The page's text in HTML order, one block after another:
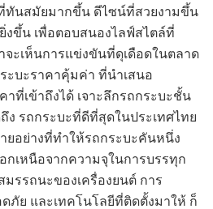
ทันสมัยมากขึ้น ดีไซน์ที่สวยงามขึ้น
ขึ้น เพื่อตอบสนองไลฟ์สไตล์ที่
จะเห็นการแข่งขันที่ดุเดือดในตลาด
ะบะราคาคุ้มค่า ที่นำเสนอ
ที่เข้าถึงได้ เจาะลึกรถกระบะชั้น
ง รถกระบะที่ดีที่สุดในประเทศไทย
ยอย่างที่ทำให้รถกระบะคันหนึ่ง
เหนือจากความจุในการบรรทุก
รรถนะของเครื่องยนต์ การ
ภัย และเทคโนโลยีที่ติดตั้งมาให้ ก็